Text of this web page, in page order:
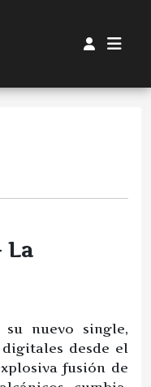
La
su nuevo single,
desde el
fusión de